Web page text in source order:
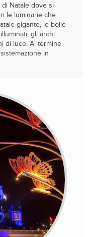
Natale dove si
le luminarie che
gigante, le bolle
gli archi
di luce. Al termine
in